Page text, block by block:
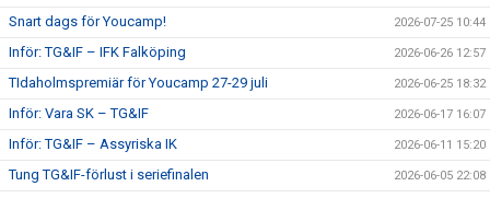
Snart dags för Youcamp! 2026-07-25 10:44
Inför: TG&IF – IFK Falköping 2026-06-26 12:57
TIdaholmspremiär för Youcamp 27-29 juli 2026-06-25 18:32
Inför: Vara SK – TG&IF 2026-06-17 16:07
Inför: TG&IF – Assyriska IK 2026-06-11 15:20
Tung TG&IF-förlust i seriefinalen 2026-06-05 22:08